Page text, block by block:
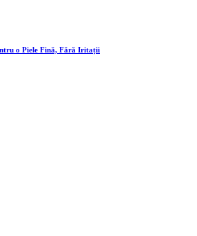
o Piele Fină, Fără Iritații